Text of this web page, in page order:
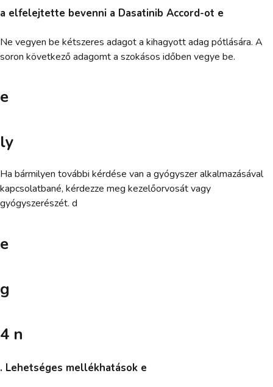
a elfelejtette bevenni a Dasatinib Accord-ot e
Ne vegyen be kétszeres adagot a kihagyott adag pótlására. A
soron következő adagomt a szokásos időben vegye be.
e
ly
Ha bármilyen további kérdése van a gyógyszer alkalmazásával
kapcsolatbané, kérdezze meg kezelőorvosát vagy
gyógyszerészét. d
e
g
4 n
. Lehetséges mellékhatások e